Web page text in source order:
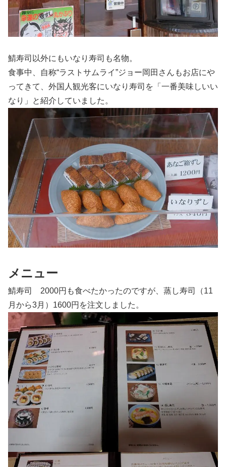
鯖寿司以外にもいなり寿司も名物。
食事中、自称“ラストサムライ”ジョー岡田さんもお店にや
ってきて、外国人観光客にいなり寿司を「一番美味しいい
なり」と紹介していました。
メニュー
鯖寿司 2000円も食べたかったのですが、蒸し寿司（11
月から3月）1600円を注文しました。